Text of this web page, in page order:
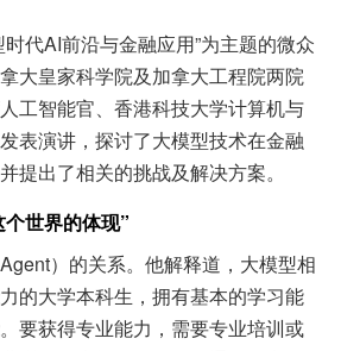
代AI前沿与金融应用”为主题的微众
大皇家科学院及加拿大工程院两院
工智能官、香港科技大学计算机与
表演讲，探讨了大模型技术在金融
提出了相关的挑战及解决方案。
世界的体现”
）的关系。他解释道，大模型相
的大学本科生，拥有基本的学习能
要获得专业能力，需要专业培训或